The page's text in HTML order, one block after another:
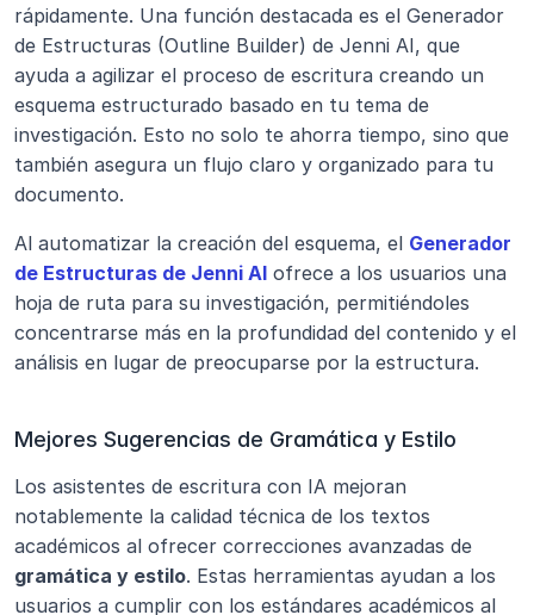
rápidamente. Una función destacada es el Generador
de Estructuras (Outline Builder) de Jenni AI, que
ayuda a agilizar el proceso de escritura creando un
esquema estructurado basado en tu tema de
investigación. Esto no solo te ahorra tiempo, sino que
también asegura un flujo claro y organizado para tu
documento.
Al automatizar la creación del esquema, el Generador
de Estructuras de Jenni AI ofrece a los usuarios una
hoja de ruta para su investigación, permitiéndoles
concentrarse más en la profundidad del contenido y el
análisis en lugar de preocuparse por la estructura.
Mejores Sugerencias de Gramática y Estilo
Los asistentes de escritura con IA mejoran
notablemente la calidad técnica de los textos
gramática y estilo. Estas herramientas ayudan a los
usuarios a cumplir con los estándares académicos al